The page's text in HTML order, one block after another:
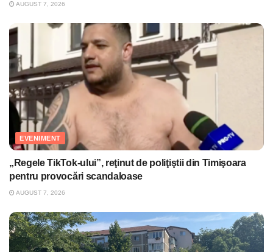
AUGUST 7, 2026
EVENIMENT
„Regele TikTok-ului”, reţinut de poliţiştii din Timişoara
pentru provocări scandaloase
AUGUST 7, 2026